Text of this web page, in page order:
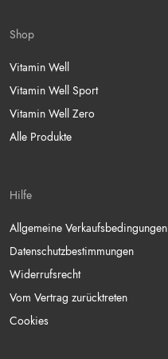
Shop
Vitamin Well
Vitamin Well Sport
Vitamin Well Zero
Alle Produkte
Hilfe
Allgemeine Verkaufsbedingungen
Datenschutzbestimmungen
Widerrufsrecht
Vom Vertrag zurücktreten
Cookies